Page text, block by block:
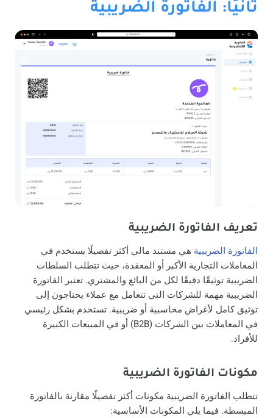
ثانيًا: الفاتورة الضريبية
تعريف الفاتورة الضريبية
الفاتورة الضريبية هي مستند مالي أكثر تفصيلًا يستخدم في
المعاملات التجارية الأكبر أو المعقدة، حيث تتطلب السلطات
الضريبية توثيقًا دقيقًا لكل من البائع والمشتري. تعتبر الفاتورة
الضريبية مهمة للشركات التي تتعامل مع عملاء يحتاجون إلى
توثيق كامل لأغراض محاسبية أو ضريبية. تستخدم بشكل رئيسي
في المعاملات بين الشركات (B2B) أو في المبيعات الكبيرة
للأفراد.
مكونات الفاتورة الضريبية
تتطلب الفاتورة الضريبية مكونات أكثر تفصيلًا مقارنة بالفاتورة
المبسطة. فيما يلي المكونات الأساسية: